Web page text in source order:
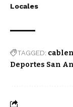
Locales
TAGGED:
Deportes San